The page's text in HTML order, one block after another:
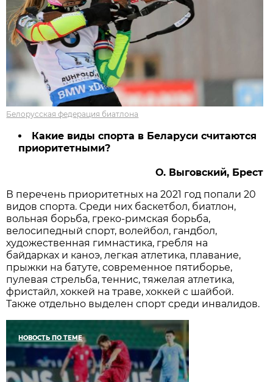
Белорусская федерация биатлона
Какие виды спорта в Беларуси считаются
приоритетными?
О. Выговский, Брест
В перечень приоритетных на 2021 год попали 20
видов спорта. Среди них баскетбол, биатлон,
вольная борьба, греко-римская борьба,
велосипедный спорт, волейбол, гандбол,
художественная гимнастика, гребля на
байдарках и каноэ, легкая атлетика, плавание,
прыжки на батуте, современное пятиборье,
пулевая стрельба, теннис, тяжелая атлетика,
фристайл, хоккей на траве, хоккей с шайбой.
Также отдельно выделен спорт среди инвалидов.
НОВОСТЬ ПО ТЕМЕ